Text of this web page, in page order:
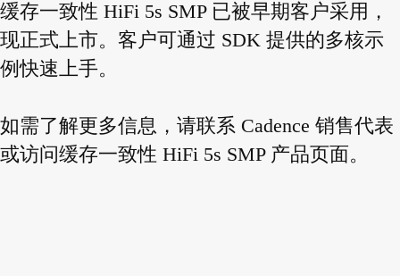
缓存一致性 HiFi 5s SMP 已被早期客户采用，
现正式上市。客户可通过 SDK 提供的多核示
例快速上手。
如需了解更多信息，请联系 Cadence 销售代表
或访问缓存一致性 HiFi 5s SMP 产品页面。